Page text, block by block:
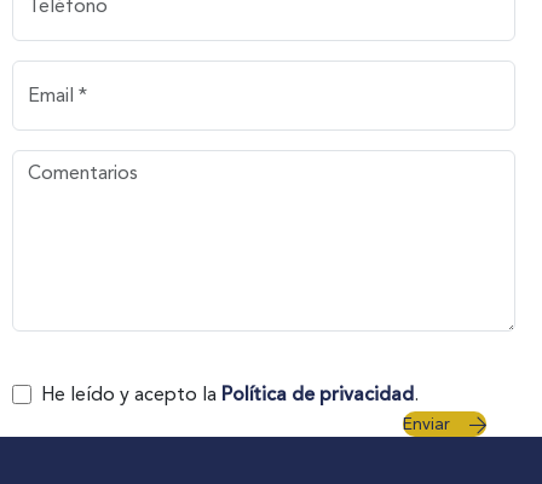
He leído y acepto la Política de privacidad.
Enviar